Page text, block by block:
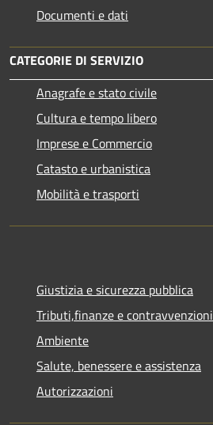
Documenti e dati
CATEGORIE DI SERVIZIO
Anagrafe e stato civile
Cultura e tempo libero
Imprese e Commercio
Catasto e urbanistica
Mobilità e trasporti
Giustizia e sicurezza pubblica
Tributi,finanze e contravvenzioni
Ambiente
Salute, benessere e assistenza
Autorizzazioni